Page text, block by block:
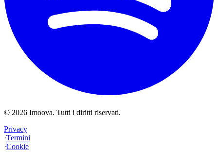
© 2026 Imoova. Tutti i diritti riservati.
Privacy
·Termini
·Cookie